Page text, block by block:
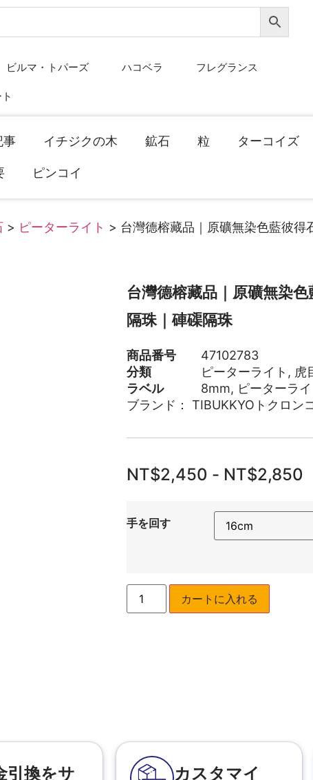
ビルマ・トパーズ ハコベラ フレグランス
事 イチジクの木 鉱石 粒 ターコイズ
ピンコイ
> ピーターライト > 台灣德榕藏品｜原礦無染色藍彼
台灣德榕藏品｜原礦無染
隔珠｜硨磲隔珠
商品番号
47102783
分類
ピーターライト , 虎
ラベル
8mm, ピーターライ
ブランド： TIBUKKYOトクロン
NT$2,450 - NT$2,850
手を回す
カートに入れる
引換をサ
カスタマイ